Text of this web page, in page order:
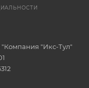
"Икс-Тул"